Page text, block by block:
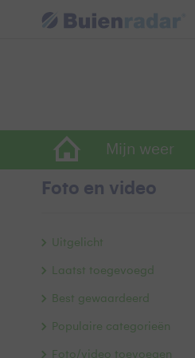
Mijn weer
Foto en video
Uitgelicht
Laatst toegevoegd
Best gewaardeerd
Populaire categorieën
Foto/video toevoegen